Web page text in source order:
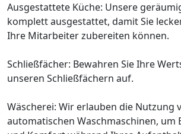
Ausgestattete Küche: Unsere
komplett ausgestattet, damit Sie
Ihre Mitarbeiter zubereiten können.
Schließfächer: Bewahren Sie Ihre
unseren Schließfächern auf.
Wäscherei: Wir erlauben die Nutzung
automatischen Waschmaschinen, um